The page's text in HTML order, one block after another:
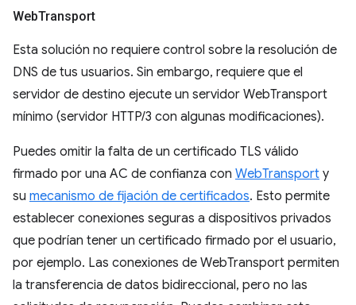
WebTransport
Esta solución no requiere control sobre la resolución de
DNS de tus usuarios. Sin embargo, requiere que el
servidor de destino ejecute un servidor WebTransport
mínimo (servidor HTTP/3 con algunas modificaciones).
Puedes omitir la falta de un certificado TLS válido
firmado por una AC de confianza con WebTransport y
su mecanismo de fijación de certificados. Esto permite
establecer conexiones seguras a dispositivos privados
que podrían tener un certificado firmado por el usuario,
por ejemplo. Las conexiones de WebTransport permiten
la transferencia de datos bidireccional, pero no las